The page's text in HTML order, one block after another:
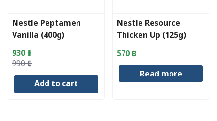
Nestle Peptamen
Vanilla (400g)
990฿
Original
price
930 ฿
Current
price
Add to cart
Nestle Resource
Thicken Up (125g)
570 ฿
Read more